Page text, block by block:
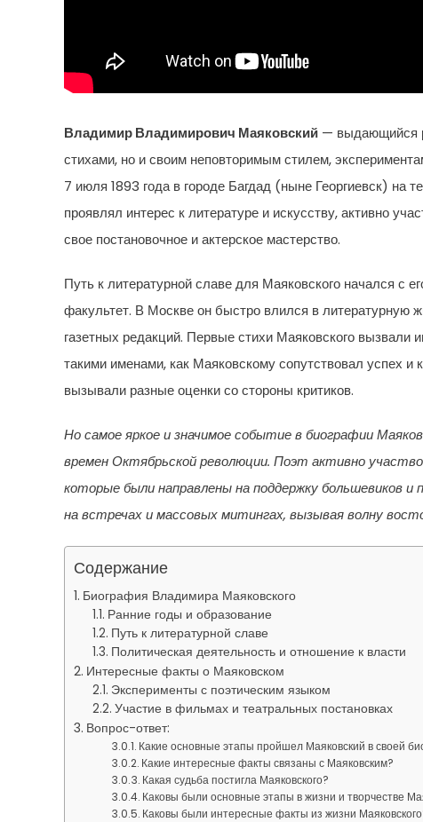
Владимир Владимирович Маяковский — выдающийся
стихами, но и своим неповторимым стилем,
7 июля 1893 года в городе Багдад (ныне Георгиевск) на
проявлял интерес к литературе и искусству, активно
свое постановочное и актерское мастерство.
Путь к литературной славе для Маяковского начался с
факультет. В Москве он быстро влился в литературную
газетных редакций. Первые стихи Маяковского вызвали
такими именами, как Маяковскому сопутствовал успех и
вызывали разные оценки со стороны критиков.
Но самое яркое и значимое событие в биографии
времен Октябрьской революции. Поэт активно
которые были направлены на поддержку большевиков и
на встречах и массовых митингах, вызывая волну
Содержание
Биография Владимира Маяковского
Ранние годы и образование
Путь к литературной славе
Политическая деятельность и отношение к власти
Интересные факты о Маяковском
Эксперименты с поэтическим языком
Участие в фильмах и театральных постановках
Вопрос-ответ:
Какие основные этапы пройшел Маяковский в своей
Какие интересные факты связаны с Маяковским?
Какая судьба постигла Маяковского?
Каковы были основные этапы в жизни и творчестве
Каковы были интересные факты из жизни